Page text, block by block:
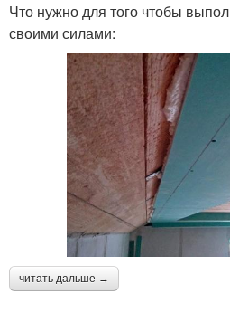
Что нужно для того чтобы
своими силами:
читать дальше →